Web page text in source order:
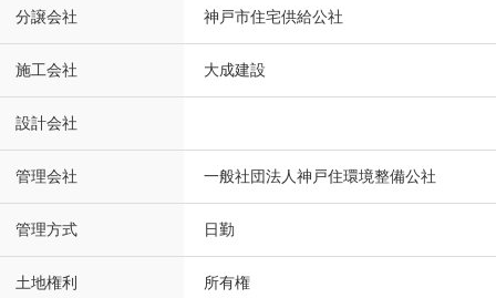
分譲会社 神戸市住宅供給公社
施工会社 大成建設
設計会社
管理会社 一般社団法人神戸住環境整備公社
管理方式 日勤
土地権利 所有権